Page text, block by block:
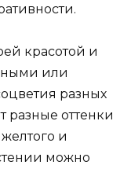
красотой и
или
разных
оттенки
и
можно